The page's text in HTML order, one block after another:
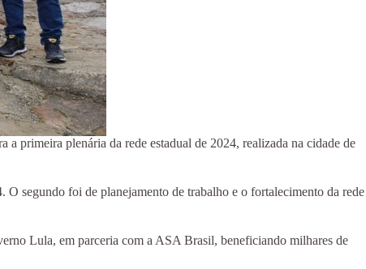
primeira plenária da rede estadual de 2024, realizada na cidade de
O segundo foi de planejamento de trabalho e o fortalecimento da rede
Lula, em parceria com a ASA Brasil, beneficiando milhares de